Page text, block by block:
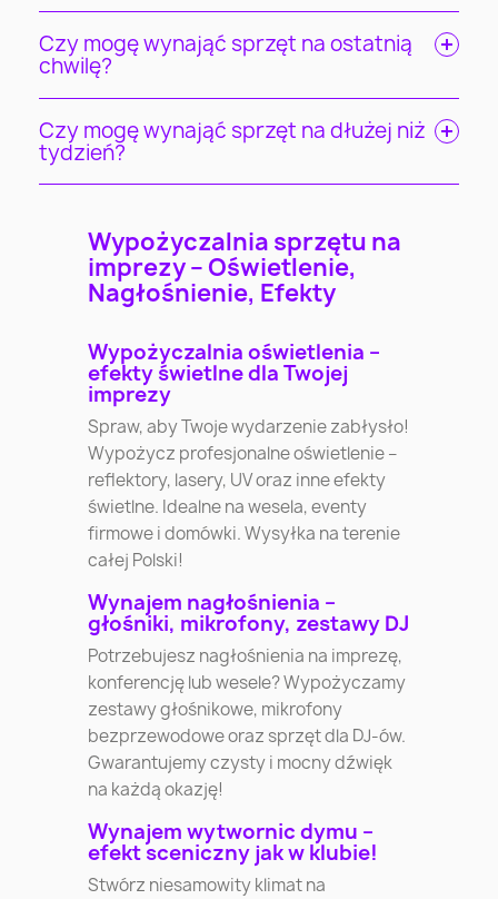
Czy mogę wynająć sprzęt na ostatnią
chwilę?
Czy mogę wynająć sprzęt na dłużej niż
tydzień?
Wypożyczalnia sprzętu na
imprezy – Oświetlenie,
Nagłośnienie, Efekty
Wypożyczalnia oświetlenia –
efekty świetlne dla Twojej
imprezy
Spraw, aby Twoje wydarzenie zabłysło!
Wypożycz profesjonalne oświetlenie –
reflektory, lasery, UV oraz inne efekty
świetlne. Idealne na wesela, eventy
firmowe i domówki. Wysyłka na terenie
całej Polski!
Wynajem nagłośnienia –
głośniki, mikrofony, zestawy DJ
Potrzebujesz nagłośnienia na imprezę,
konferencję lub wesele? Wypożyczamy
zestawy głośnikowe, mikrofony
bezprzewodowe oraz sprzęt dla DJ-ów.
Gwarantujemy czysty i mocny dźwięk
na każdą okazję!
Wynajem wytwornic dymu –
efekt sceniczny jak w klubie!
Stwórz niesamowity klimat na